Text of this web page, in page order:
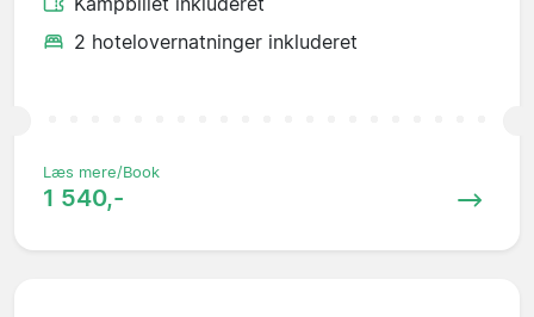
2 hotelovernatninger inkluderet
Læs mere/Book
1 540,-